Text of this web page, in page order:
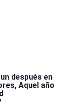
después en
Aquel año